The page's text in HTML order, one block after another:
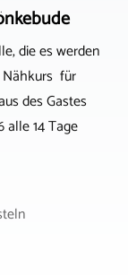
die es werden
Nähkurs für
des Gastes
alle 14 Tage